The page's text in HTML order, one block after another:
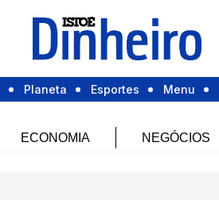
Planeta Esportes Menu
ECONOMIA NEGÓCIOS